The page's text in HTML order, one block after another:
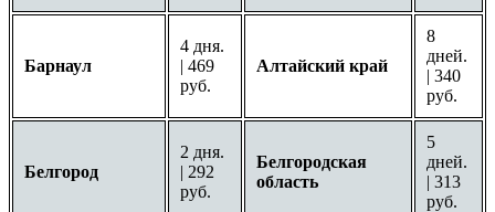
Барнаул
4 дня.
| 469
руб.
Алтайский край
8
дней.
| 340
руб.
Белгород
2 дня.
| 292
руб.
Белгородская
область
5
дней.
| 313
руб.